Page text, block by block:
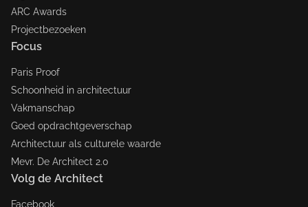
ARC Awards
Projectbezoeken
Focus
Paris Proof
Schoonheid in architectuur
Vakmanschap
Goed opdrachtgeverschap
Architectuur als culturele waarde
Mevr. De Architect 2.0
Volg de Architect
Facebook